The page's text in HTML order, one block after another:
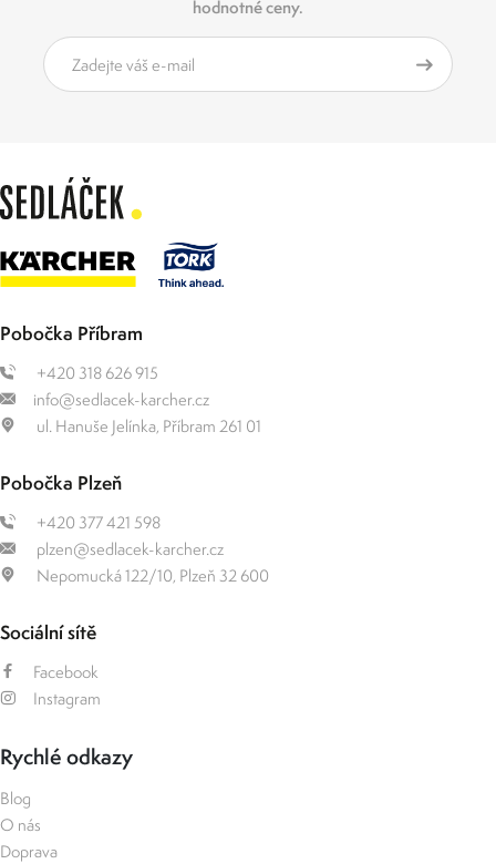
hodnotné ceny.
Pobočka Příbram
+420 318 626 915
info@sedlacek-karcher.cz
ul. Hanuše Jelínka, Příbram 261 01
Pobočka Plzeň
+420 377 421 598
plzen@sedlacek-karcher.cz
Nepomucká 122/10, Plzeň 32 600
Sociální sítě
Facebook
Instagram
Rychlé odkazy
Blog
O nás
Doprava